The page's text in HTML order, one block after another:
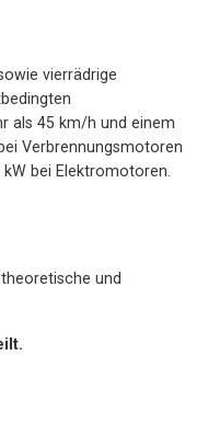
vierrädrige
als 45 km/h und einem
Verbrennungsmotoren
kW bei Elektromotoren.
und